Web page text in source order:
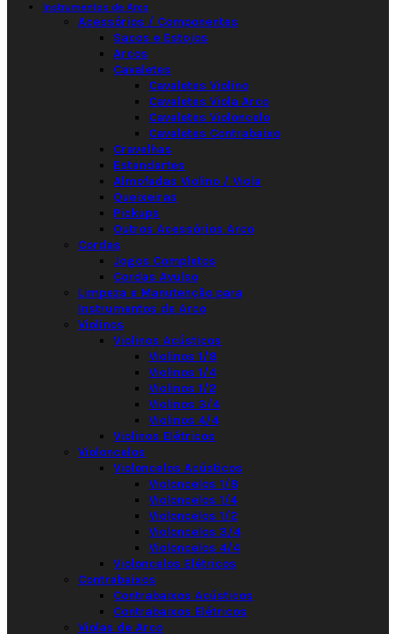
Instrumentos de Arco
Acessórios / Componentes
Sacos e Estojos
Arcos
Cavaletes
Cavaletes Violino
Cavaletes Viola Arco
Cavaletes Violoncelo
Cavaletes Contrabaixo
Cravelhas
Estandartes
Almofadas Violino / Viola
Queixeiras
Pickups
Outros Acessórios Arco
Cordas
Jogos Completos
Cordas Avulso
Limpeza e Manutenção para
Instrumentos de Arco
Violinos
Violinos Acústicos
Violinos 1/8
Violinos 1/4
Violinos 1/2
Violinos 3/4
Violinos 4/4
Violinos Elétricos
Violoncelos
Violoncelos Acústicos
Violoncelos 1/8
Violoncelos 1/4
Violoncelos 1/2
Violoncelos 3/4
Violoncelos 4/4
Violoncelos Elétricos
Contrabaixos
Contrabaixos Acústicos
Contrabaixos Elétricos
Violas de Arco